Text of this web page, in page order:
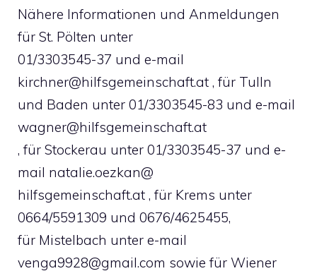
Nähere Informationen und Anmeldungen
für St. Pölten unter
01/3303545-37 und e-mail
kirchner@hilfsgemeinschaft.at , für Tulln
und Baden unter 01/3303545-83 und e-mail
wagner@hilfsgemeinschaft.at
, für Stockerau unter 01/3303545-37 und e-
mail natalie.oezkan@
hilfsgemeinschaft.at , für Krems unter
0664/5591309 und 0676/4625455,
für Mistelbach unter e-mail
venga9928@gmail.com sowie für Wiener